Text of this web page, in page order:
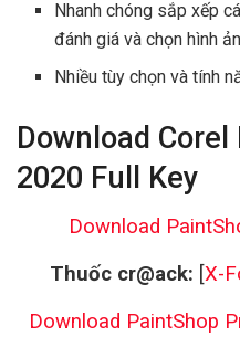
Nhanh chóng sắp xếp
đánh giá và chọn hình
Nhiều tùy chọn và tính
Download
2020 Full Key
Download
Thuốc cr@ack: [X-
Download PaintShop